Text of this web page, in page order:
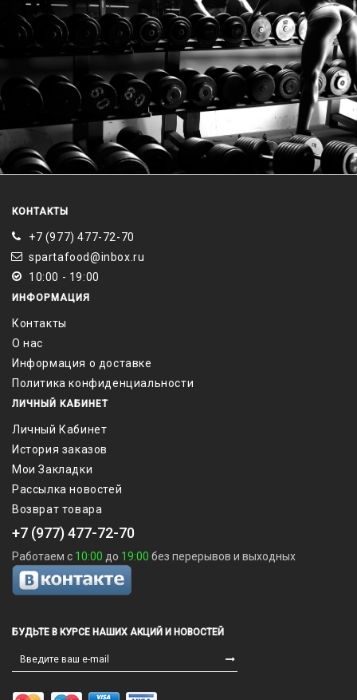
КОНТАКТЫ
+7 (977) 477-72-70
spartafood@inbox.ru
10:00 - 19:00
ИНФОРМАЦИЯ
Контакты
О нас
Информация о доставке
Политика конфиденциальности
ЛИЧНЫЙ КАБИНЕТ
Личный Кабинет
История заказов
Мои Закладки
Рассылка новостей
Возврат товара
+7 (977) 477-72-70
Работаем с 10:00 до 19:00 без перерывов и выходных
БУДЬТЕ В КУРСЕ НАШИХ АКЦИЙ И НОВОСТЕЙ